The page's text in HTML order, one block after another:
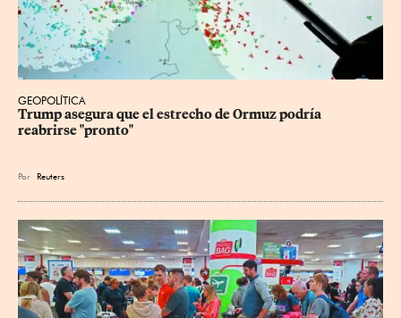
GEOPOLÍTICA
Trump asegura que el estrecho de Ormuz podría
reabrirse "pronto"
Por Reuters